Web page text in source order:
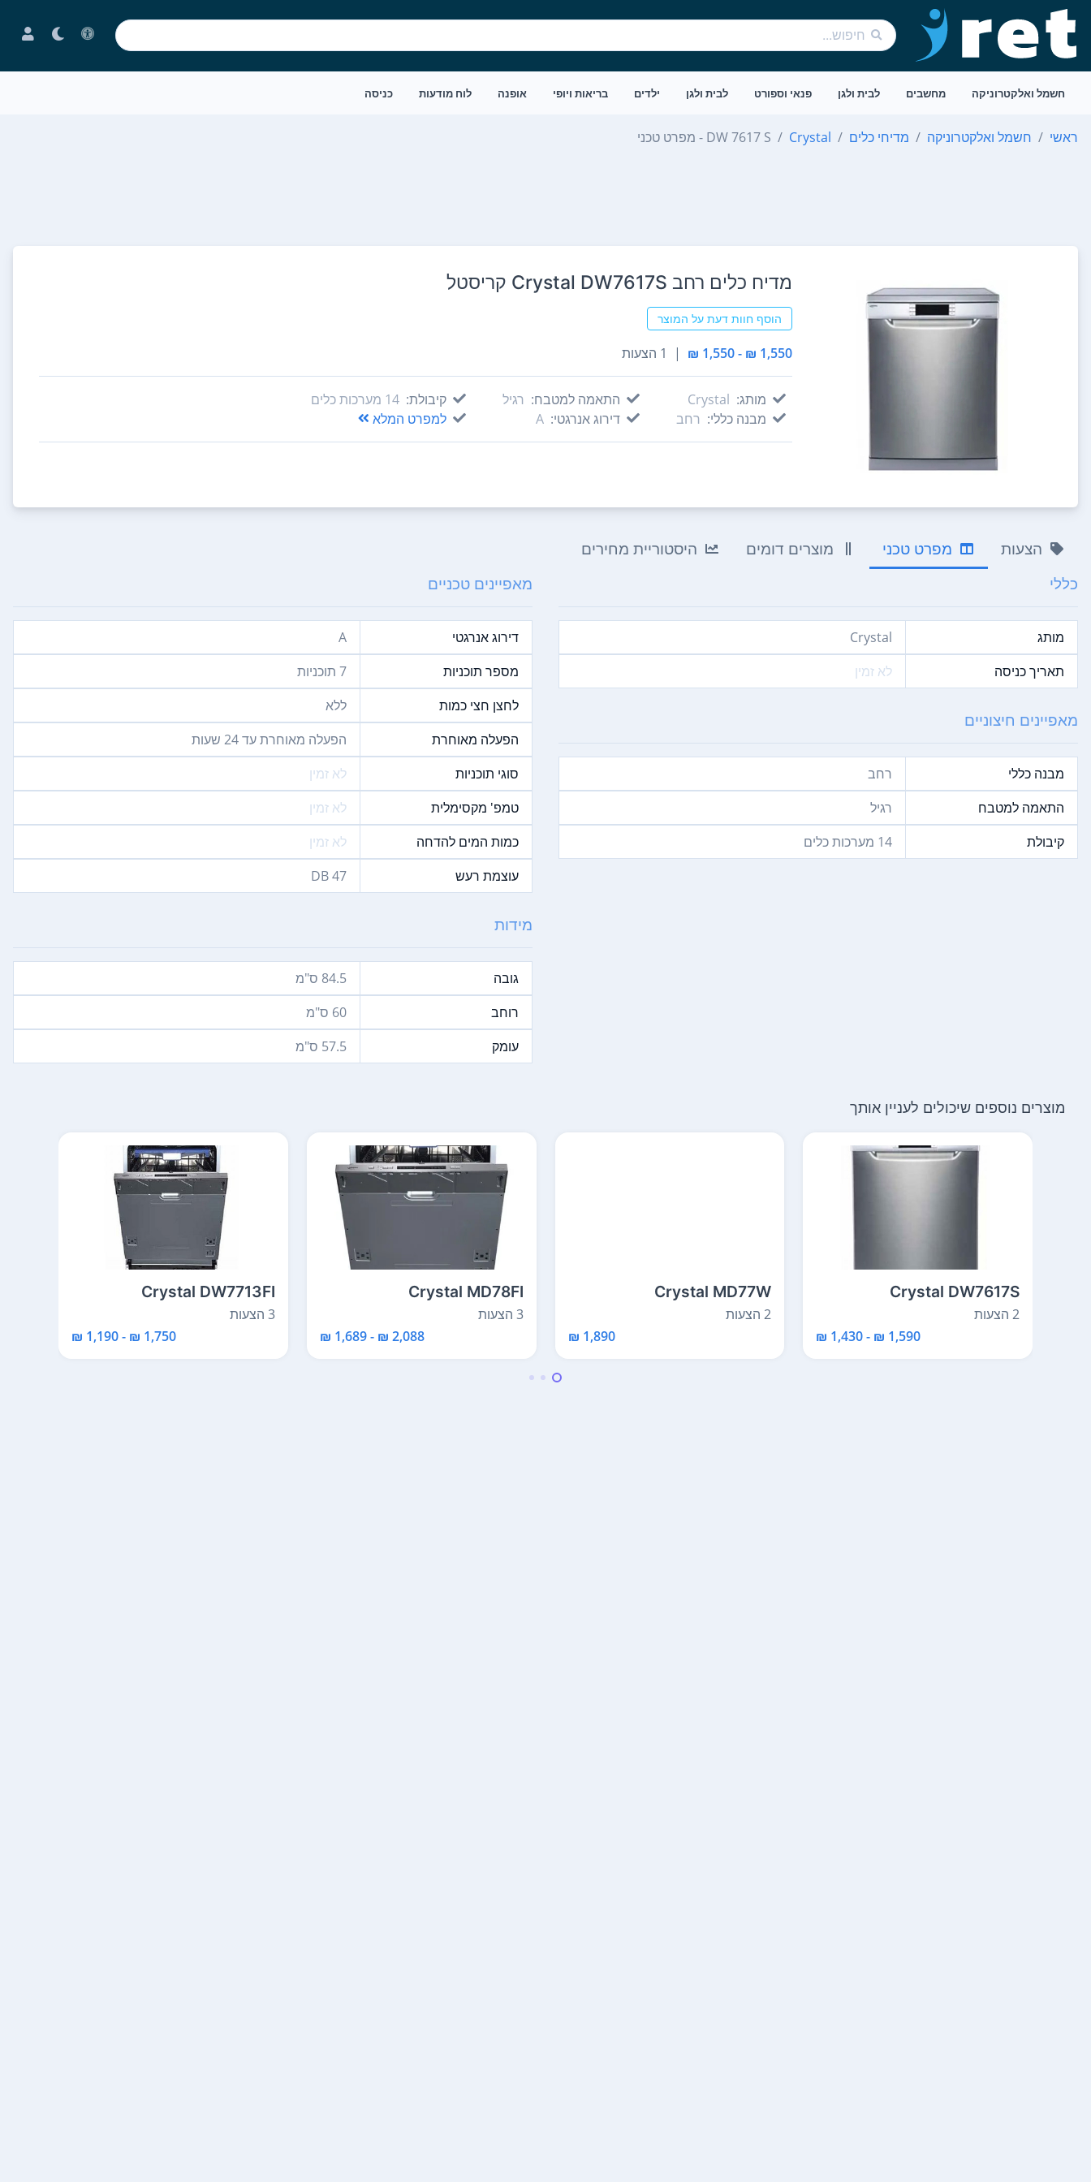
חשמל ואלקטרוניקה מחשבים לבית ולגן פנאי וספורט לבית ולגן ילדים בריאות ויופי אופנה לוח מודעות כניסה
ראשי חשמל ואלקטרוניקה מדיחי כלים Crystal DW 7617 S - מפרט טכני
מדיח כלים ‏רחב Crystal DW7617S קריסטל
הוסף חוות דעת על המוצר
1,550 ₪ - 1,550 ₪
| 1 הצעות
מותג: Crystal
מבנה כללי: רחב
התאמה למטבח: רגיל
דירוג אנרגטי: A
קיבולת: 14‏ מערכות כלים
למפרט המלא
הצעות מפרט טכני מוצרים דומים היסטוריית מחירים
כללי
מותג
Crystal
תאריך כניסה
לא זמין
מאפיינים חיצוניים
מבנה כללי
רחב
התאמה למטבח
רגיל
קיבולת
14‏ מערכות כלים
מאפיינים טכניים
דירוג אנרגטי
A
מספר תוכניות
7‏ תוכניות
לחצן חצי כמות
ללא
הפעלה מאוחרת
הפעלה מאוחרת עד 24 שעות
סוגי תוכניות
לא זמין
טמפ' מקסימלית
לא זמין
כמות המים להדחה
לא זמין
עוצמת רעש
47‏ DB
מידות
גובה
84.5 ס"מ
רוחב
60‏ ס"מ
עומק
57.5‏ ס"מ
מוצרים נוספים שיכולים לעניין אותך
Crystal DW7617S
2 הצעות
1,590 ₪ - 1,430 ₪
Crystal MD77W
2 הצעות
1,890 ₪
Crystal MD78FI
3 הצעות
2,088 ₪ - 1,689 ₪
Crystal DW7713FI
3 הצעות
1,750 ₪ - 1,190 ₪